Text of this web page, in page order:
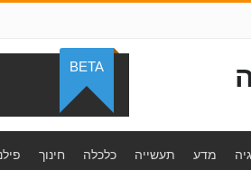
BETA
מדע תעשייה כלכלה חינוך